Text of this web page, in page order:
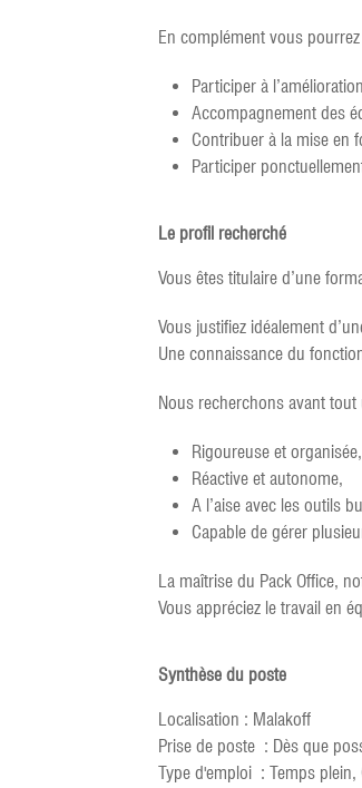
En complément vous
Participer à
Accompagnement des
Contribuer à la mise en
Participer
Le profil recherché
Vous êtes titulaire d’une
Vous justifiez idéalement
Une connaissance du
Nous recherchons avant
Rigoureuse et organisée,
Réactive et autonome,
A l’aise avec les outils
Capable de gérer
La maîtrise du Pack Office,
Vous appréciez le travail en
Synthèse du poste
Localisation : Malakoff
Prise de poste : Dès que
Type d'emploi : Temps plein,